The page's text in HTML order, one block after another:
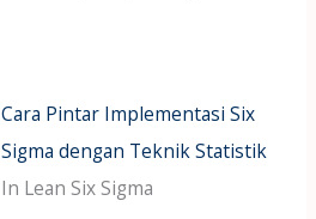
Cara Pintar Implementasi Six
Sigma dengan Teknik Statistik
In Lean Six Sigma